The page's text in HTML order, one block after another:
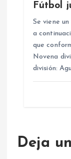
Fútbol
Se viene
a
que
Novena
división:
Deja